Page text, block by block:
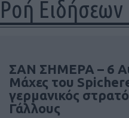
Ροή Ειδήσεων
ΣΑΝ ΣΗΜΕΡΑ – 6
Μάχες του
γερμανικός
Γάλλους